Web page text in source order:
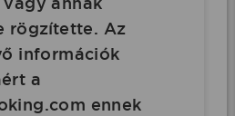
rögzítette. Az
információk
a
ennek